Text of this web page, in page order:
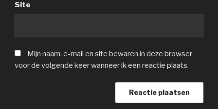
Site
Mijn naam, e-mail en site bewaren in deze browser
voor de volgende keer wanneer ik een reactie plaats.